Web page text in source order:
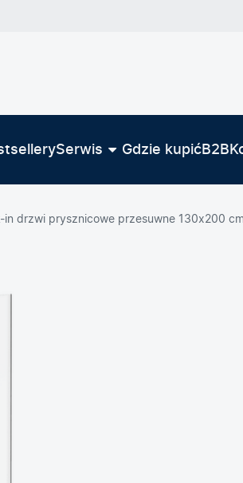
Serwis Gdzie kupićB2B
in drzwi prysznicowe przesuwne 130x200